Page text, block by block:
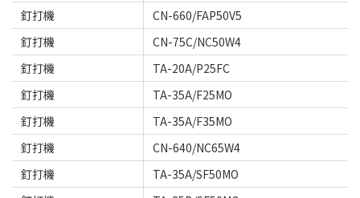
釘打機
CN-660/FAP50V5
釘打機
CN-75C/NC50W4
釘打機
TA-20A/P25FC
釘打機
TA-35A/F25MO
釘打機
TA-35A/F35MO
釘打機
CN-640/NC65W4
釘打機
TA-35A/SF50MO